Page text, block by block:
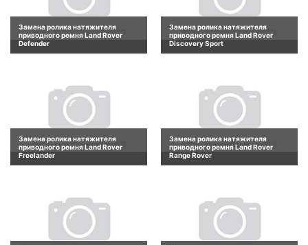
Замена ролика натяжителя
приводного ремня Land Rover
Defender
Замена ролика натяжителя
приводного ремня Land Rover
Discovery Sport
Замена ролика натяжителя
приводного ремня Land Rover
Freelander
Замена ролика натяжителя
приводного ремня Land Rover
Range Rover